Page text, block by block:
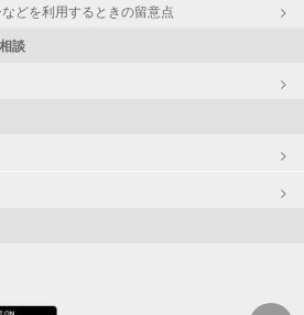
どを利用するときの留意点
談